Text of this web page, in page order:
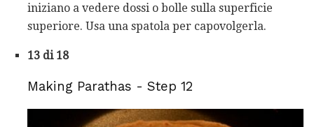
iniziano a vedere dossi o bolle sulla superficie
superiore. Usa una spatola per capovolgerla.
13 di 18
Making Parathas - Step 12